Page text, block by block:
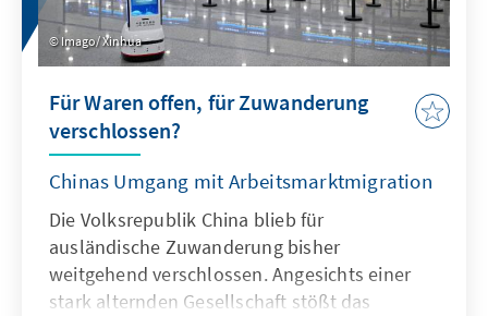
Imago/ Xinhua
Für Waren offen, für Zuwanderung
verschlossen?
Chinas Umgang mit Arbeitsmarktmigration
Die Volksrepublik China blieb für
ausländische Zuwanderung bisher
weitgehend verschlossen. Angesichts einer
stark alternden Gesellschaft stößt das